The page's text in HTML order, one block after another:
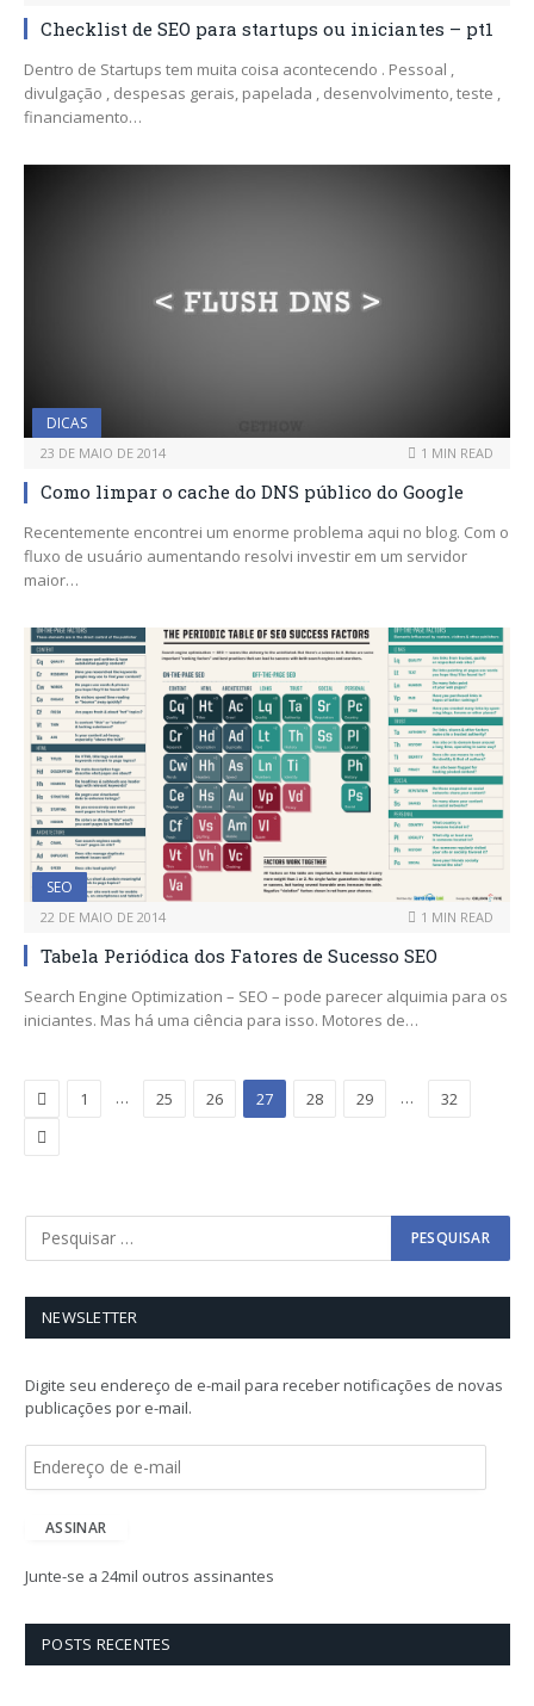
Checklist de SEO para startups ou iniciantes – pt1
Dentro de Startups tem muita coisa acontecendo . Pessoal ,
divulgação , despesas gerais, papelada , desenvolvimento, teste ,
financiamento…
DICAS
23 DE MAIO DE 2014 1 MIN READ
Como limpar o cache do DNS público do Google
Recentemente encontrei um enorme problema aqui no blog. Com o
fluxo de usuário aumentando resolvi investir em um servidor
maior…
SEO
22 DE MAIO DE 2014 1 MIN READ
Tabela Periódica dos Fatores de Sucesso SEO
Search Engine Optimization – SEO – pode parecer alquimia para os
iniciantes. Mas há uma ciência para isso. Motores de…
Previous
1 … 25 26 27 28 29 … 32
Next
NEWSLETTER
Digite seu endereço de e-mail para receber notificações de novas
publicações por e-mail.
e
ç
ASSINAR
Junte-se a 24mil outros assinantes
POSTS RECENTES